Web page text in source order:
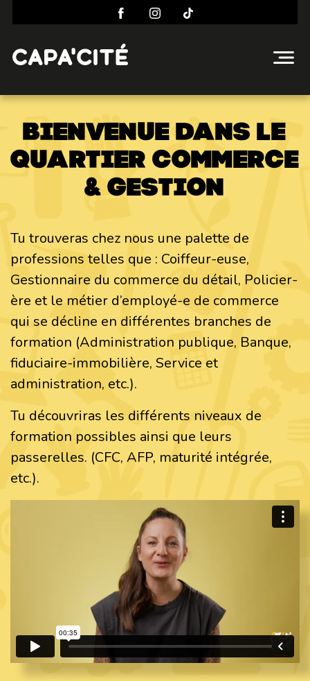
Bienvenue dans le
quartier commerce
& gestion
Tu trouveras chez nous une palette de
professions telles que : Coiffeur-euse,
Gestionnaire du commerce du détail, Policier-
ère et le métier d’employé-e de commerce
qui se décline en différentes branches de
formation (Administration publique, Banque,
fiduciaire-immobilière, Service et
administration, etc.).
Tu découvriras les différents niveaux de
formation possibles ainsi que leurs
passerelles. (CFC, AFP, maturité intégrée,
etc.).